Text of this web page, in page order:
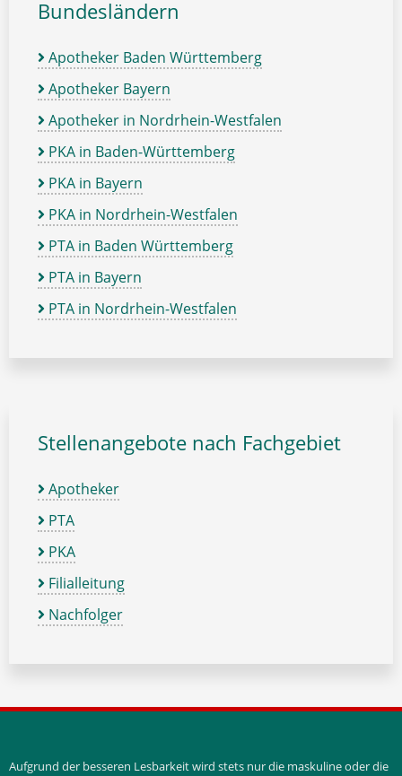
Bundesländern
Apotheker Baden Württemberg
Apotheker Bayern
Apotheker in Nordrhein-Westfalen
PKA in Baden-Württemberg
PKA in Bayern
PKA in Nordrhein-Westfalen
PTA in Baden Württemberg
PTA in Bayern
PTA in Nordrhein-Westfalen
Stellenangebote nach Fachgebiet
Apotheker
PTA
PKA
Filialleitung
Nachfolger
Aufgrund der besseren Lesbarkeit wird stets nur die maskuline oder die